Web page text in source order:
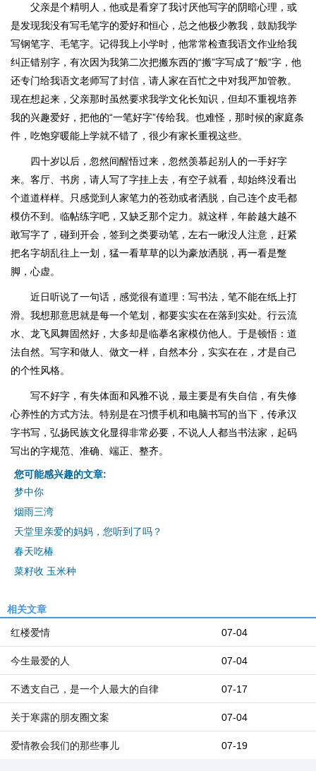
父亲是个精明人，他或是看穿了我讨厌他写字的阴暗心理，或
是发现我没有写毛笔字的爱好和恒心，总之他极少教我，鼓励我学
写钢笔字、毛笔字。记得我上小学时，他常常检查我语文作业给我
纠正错别字，有次因为我第二次把搬东西的“搬”字写成了“般”字，他
还专门给我语文老师写了封信，请人家在百忙之中对我严加管教。
现在想起来，父亲那时虽然要求我学文化长知识，但却不重视培养
我的兴趣爱好，把他的“一笔好字”传给我。也难怪，那时候的家庭条
件，吃饱穿暖能上学就不错了，很少有家长重视这些。
四十岁以后，忽然间醒悟过来，忽然羡慕起别人的一手好字
来。客厅、书房，请人写了字挂上去，有空子就看，却始终没看出
个道道样样。只感觉到人家笔力的苍劲或者洒脱，自己连个皮毛都
模仿不到。临帖练字吧，又缺乏那个定力。就这样，年龄越大越不
敢写字了，碰到开会，签到之类要动笔，左右一瞅没人注意，赶紧
把名字胡乱往上一划，猛一看草草的以为豪放洒脱，再一看是蹩
脚，心虚。
近日听说了一句话，感觉很有道理：写书法，笔不能在纸上打
滑。我想那意思就是每一个笔划，都要实实在在落到实处。行云流
水、龙飞凤舞固然好，大多却是临摹名家模仿他人。于是顿悟：道
法自然。写字和做人、做文一样，自然本分，实实在在，才是自己
的个性风格。
写不好字，有失体面和风雅不说，最主要是有失自信，有失修
心养性的方式方法。特别是在习惯手机和电脑书写的当下，传承汉
字书写，弘扬民族文化显得非常必要，不说人人都当书法家，起码
写出的字规范、准确、端正、整齐。
您可能感兴趣的文章:
梦中你
烟雨三湾
天堂里亲爱的妈妈，您听到了吗？
春天吃椿
菜籽收 玉米种
相关文章
07-04
红楼爱情
07-04
今生最爱的人
07-17
不透支自己，是一个人最大的自律
07-04
关于寒露的朋友圈文案
07-19
爱情教会我们的那些事儿